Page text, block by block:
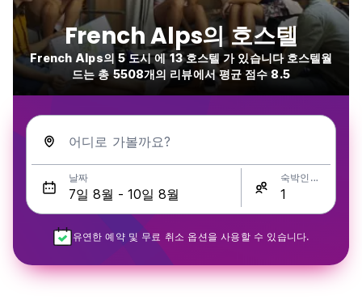
French Alps의 호스텔
French Alps의 5 도시 에 13 호스텔 가 있습니다 호스텔월
드는 총 5508개의 리뷰에서 평균 점수 8.5
어디로 가볼까요?
날짜 숙박인원
유연한 예약 및 무료 취소 옵션을 사용할 수 있습니다.